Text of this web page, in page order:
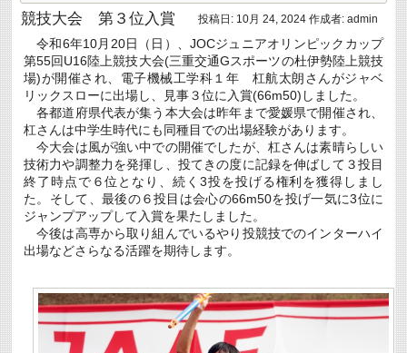
第
回
商
船
祭
に
つ
い
て
は
競技大会 第３位入賞
投稿日: 10月 24, 2024 作成者: admin
令和6年10月20日（日）、JOCジュニアオリンピックカップ
第55回U16陸上競技大会(三重交通Gスポーツの杜伊勢陸上競技
場)が開催され、電子機械工学科１年 杠航太朗さんがジャベ
リックスローに出場し、見事３位に入賞(66m50)しました。
各都道府県代表が集う本大会は昨年まで愛媛県で開催され、
杠さんは中学生時代にも同種目での出場経験があります。
今大会は風が強い中での開催でしたが、杠さんは素晴らしい
技術力や調整力を発揮し、投てきの度に記録を伸ばして３投目
終了時点で６位となり、続く3投を投げる権利を獲得しまし
た。そして、最後の６投目は会心の66m50を投げ一気に3位に
ジャンプアップして入賞を果たしました。
今後は高専から取り組んでいるやり投競技でのインターハイ
出場などさらなる活躍を期待します。